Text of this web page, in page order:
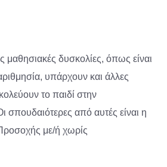
μαθησιακές δυσκολίες, όπως είναι
υπάρχουν και άλλες
το παιδί στην
σπουδαιότερες από αυτές είναι η
με/ή χωρίς